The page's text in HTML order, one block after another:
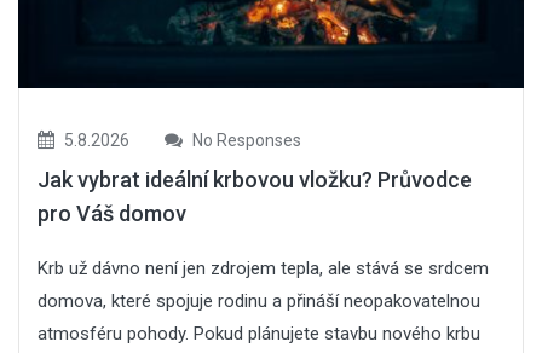
5.8.2026 No Responses
Jak vybrat ideální krbovou vložku? Průvodce
pro Váš domov
Krb už dávno není jen zdrojem tepla, ale stává se srdcem
domova, které spojuje rodinu a přináší neopakovatelnou
atmosféru pohody. Pokud plánujete stavbu nového krbu